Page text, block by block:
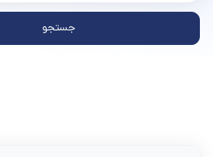
جستجو